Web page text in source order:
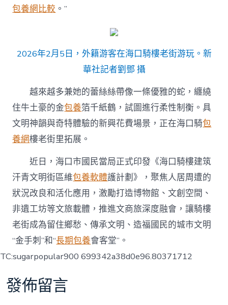
包養網比較 。”
2026年2月5日，外籍游客在海口騎樓老街游玩。新
華社記者劉鄧 攝
越來越多兼她的蕾絲絲帶像一條優雅的蛇，纏繞
住牛土豪的金包養箔千紙鶴，試圖進行柔性制衡。具
文明神韻與奇特體驗的新興花費場景，正在海口騎包
養網樓老街里拓展。
近日，海口市國民當局正式印發《海口騎樓建筑
汗青文明街區維包養軟體護計劃》，聚焦人居周遭的
狀況改良和活化應用，激勵打造博物館、文創空間、
非遺工坊等文旅載體，推進文商旅深度融會，讓騎樓
老街成為留住鄉愁、傳承文明、造福國民的城市文明
“金手刺”和“長期包養會客堂”。
TC:sugarpopular900 699342a38d0e96.80371712
發佈留言